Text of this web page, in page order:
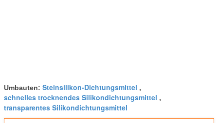
Umbauten: Steinsilikon-Dichtungsmittel ,
schnelles trocknendes Silikondichtungsmittel ,
transparentes Silikondichtungsmittel